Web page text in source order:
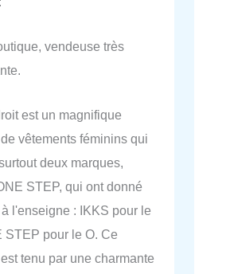
vendeuse très
est un magnifique
vêtements féminins qui
deux marques,
STEP, qui ont donné
l'enseigne : IKKS pour le
STEP pour le O. Ce
tenu par une charmante